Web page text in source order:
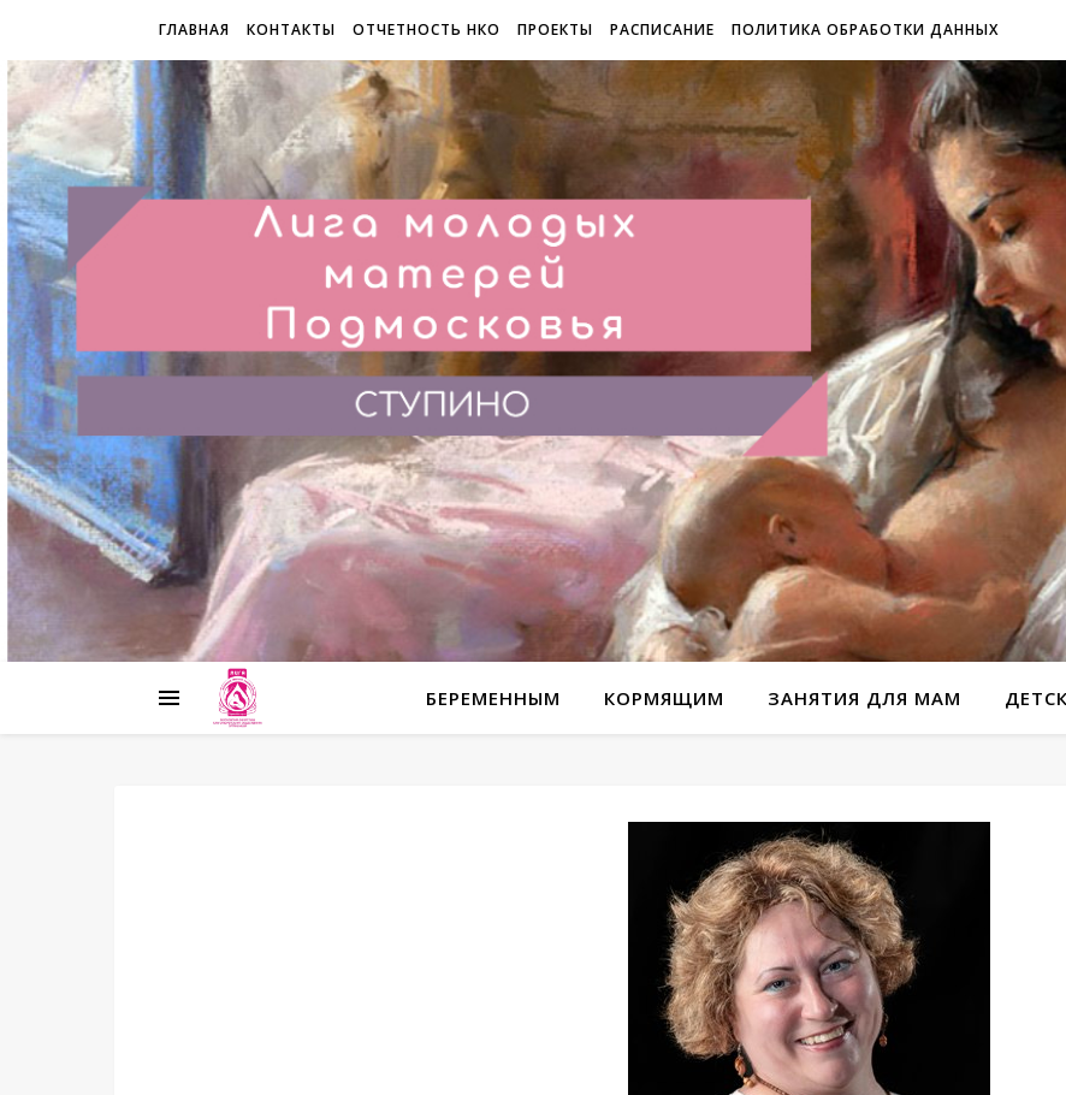
ГЛАВНАЯ КОНТАКТЫ ОТЧЕТНОСТЬ НКО ПРОЕКТЫ РАСПИСАНИЕ ПОЛИТИКА ОБРАБОТКИ ДАННЫХ
БЕРЕМЕННЫМ КОРМЯЩИМ ЗАНЯТИЯ ДЛЯ МАМ